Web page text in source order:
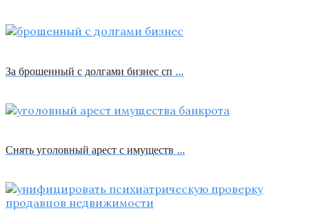
За брошенный с долгами бизнес сп …
Снять уголовный арест с имуществ …